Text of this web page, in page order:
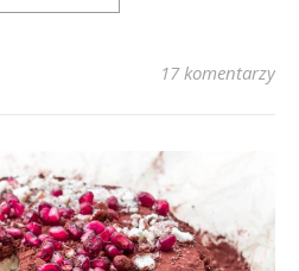
17 komentarzy